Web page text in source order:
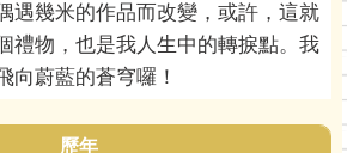
遇幾米的作品而改變，或許，這就
禮物，也是我人生中的轉捩點。我
向蔚藍的蒼穹囉！
歷年